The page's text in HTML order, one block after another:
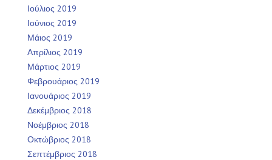
Ιούλιος 2019
Ιούνιος 2019
Μάιος 2019
Απρίλιος 2019
Μάρτιος 2019
Φεβρουάριος 2019
Ιανουάριος 2019
Δεκέμβριος 2018
Νοέμβριος 2018
Οκτώβριος 2018
Σεπτέμβριος 2018